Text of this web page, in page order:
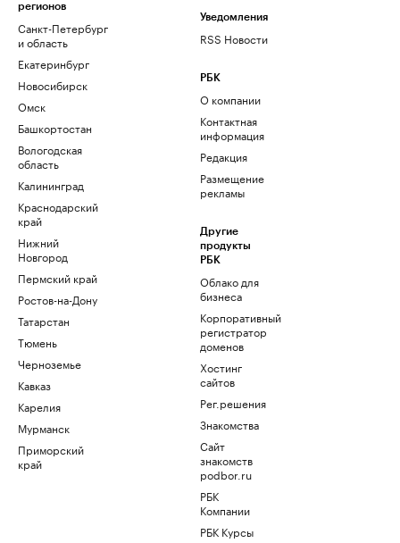
регионов
Санкт-Петербург
и область
Екатеринбург
Новосибирск
Омск
Башкортостан
Вологодская
область
Калининград
Краснодарский
край
Нижний
Новгород
Пермский край
Ростов-на-Дону
Татарстан
Тюмень
Черноземье
Кавказ
Карелия
Мурманск
Приморский
край
Уведомления
RSS Новости
РБК
О компании
Контактная
информация
Редакция
Размещение
рекламы
Другие
продукты
РБК
Облако для
бизнеса
Корпоративный
регистратор
доменов
Хостинг
сайтов
Рег.решения
Знакомства
Сайт
знакомств
podbor.ru
РБК
Компании
РБК Курсы